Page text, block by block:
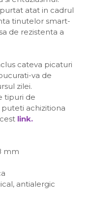
atat in cadrul
tinutelor smart-
de rezistenta a
cateva picaturi
va de
zilei.
tipuri de
achizitiona
link.
mm
antialergic